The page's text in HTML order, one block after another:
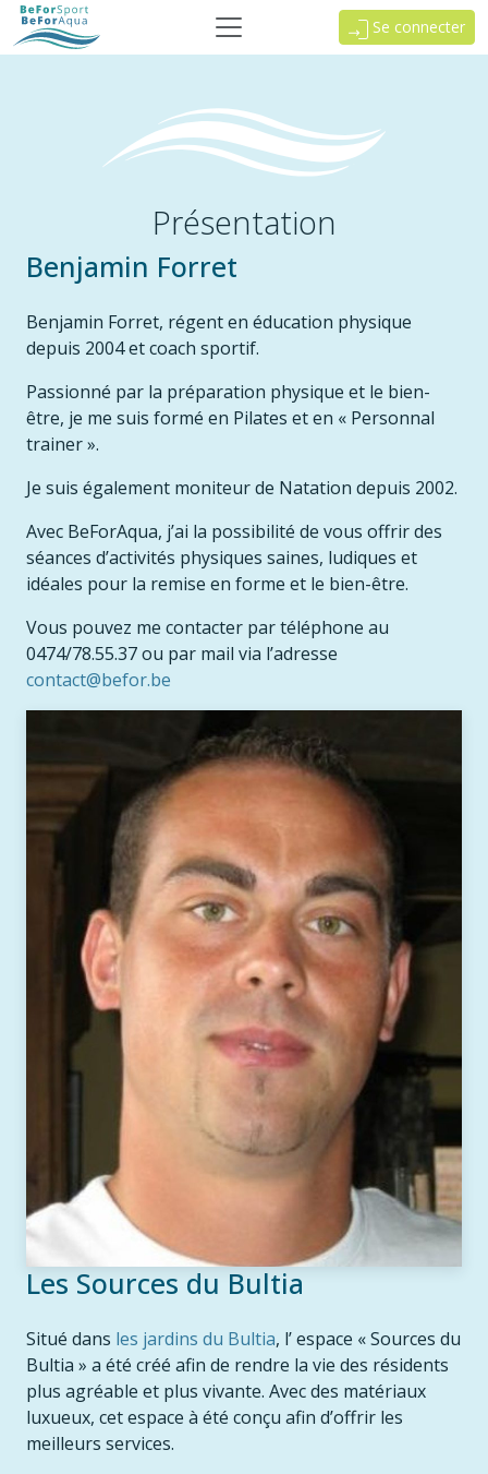
Se connecter
Présentation
Benjamin Forret
Benjamin Forret, régent en éducation physique
depuis 2004 et coach sportif.
Passionné par la préparation physique et le bien-
être, je me suis formé en Pilates et en « Personnal
trainer ».
Je suis également moniteur de Natation depuis 2002.
Avec BeForAqua, j’ai la possibilité de vous offrir des
séances d’activités physiques saines, ludiques et
idéales pour la remise en forme et le bien-être.
Vous pouvez me contacter par téléphone au
0474/78.55.37 ou par mail via l’adresse
contact@befor.be
Les Sources du Bultia
Situé dans les jardins du Bultia, l’ espace « Sources du
Bultia » a été créé afin de rendre la vie des résidents
plus agréable et plus vivante. Avec des matériaux
luxueux, cet espace à été conçu afin d’offrir les
meilleurs services.